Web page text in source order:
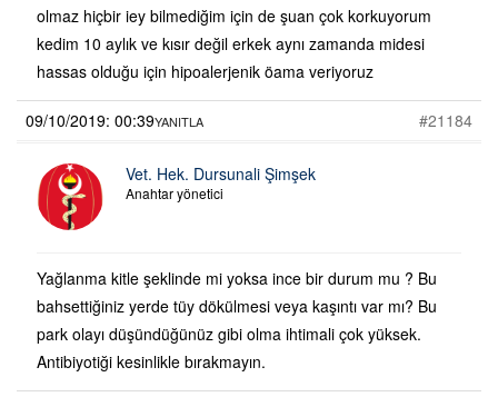
olmaz hiçbir iey bilmediğim için de şuan çok korkuyorum
kedim 10 aylık ve kısır değil erkek aynı zamanda midesi
hassas olduğu için hipoalerjenik öama veriyoruz
09/10/2019: 00:39 #21184
YANITLA
Vet. Hek. Dursunali Şimşek
Anahtar yönetici
Yağlanma kitle şeklinde mi yoksa ince bir durum mu ? Bu
bahsettiğiniz yerde tüy dökülmesi veya kaşıntı var mı? Bu
park olayı düşündüğünüz gibi olma ihtimali çok yüksek.
Antibiyotiği kesinlikle bırakmayın.